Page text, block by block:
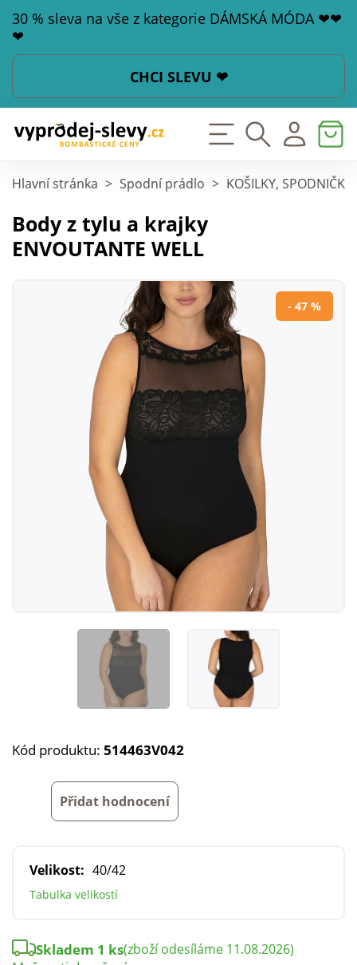
30 % sleva na vše z kategorie DÁMSKÁ MÓDA ❤❤
❤
CHCI SLEVU ❤
Hlavní stránka > Spodní prádlo > KOŠILKY, SPODNIČKY
Body z tylu a krajky
ENVOUTANTE WELL
- 47 %
Kód produktu: 514463V042
Přidat hodnocení
Velikost: 40/42
Tabulka velikostí
Skladem 1 ks(zboží odesíláme 11.08.2026)